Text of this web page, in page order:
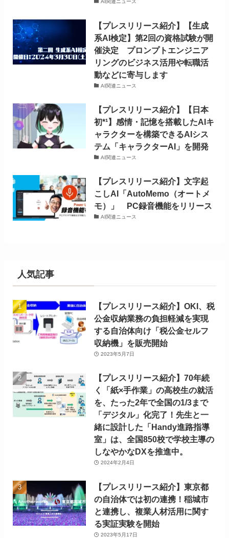
AI関連ニュース
【プレスリリース紹介】【生成
系AI検定】第2回の資格試験が開
催決定 プロンプトエンジニア
リングのビジネス活用や転職活
動などに寄与します
AI関連ニュース
【プレスリリース紹介】【日本
初*¹】感情・記憶を搭載したAIキ
ャラクターを構築できるAIシス
テム「キャラクターAI」を開発
AI関連ニュース
【プレスリリース紹介】文字起
こしAI「AutoMemo（オートメ
モ）」 PC録音機能をリリース
AI関連ニュース
人気記事
【プレスリリース紹介】OKI、税
公金収納業務の負担軽減を実現
する自治体向け「税公金セルフ
収納機」を販売開始
2023年5月7日
【プレスリリース紹介】70年続
く「紙×手作業」の高校生の就活
を、たった2年で全国の1/3まで
「デジタル」化完了！先生と一
緒に設計した「Handy進路指導
室」は、全国850校で学校主導の
しなやかなDXを推進中。
2024年2月4日
【プレスリリース紹介】東京都
の自治体では初の連携！稲城市
と連携し、複業人材活用に関す
る実証実験を開始
2023年5月17日